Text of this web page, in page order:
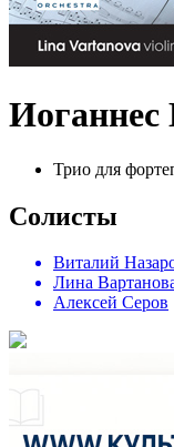
Иоганнес
Трио для
Солисты
Виталий
Лина
Алексей Серов